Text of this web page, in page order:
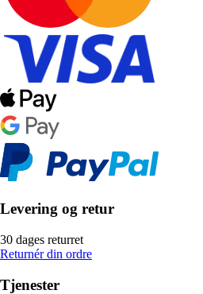
Levering og retur
30 dages returret
Returnér din ordre
Tjenester